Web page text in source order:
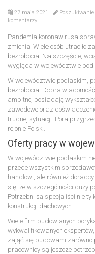
27 maja 2021 Poszukiwanie
komentarzy
Pandemia koronawirusa
zmienia. Wiele osób utraciło
bezrobocia. Na szczęście,
wygląda w województwie
W województwie podlaskim,
bezrobocia. Dobra
ambitne, posiadają
zawodowe oraz
trudnej sytuacji. Pora
rejonie Polski.
Oferty pracy w
W województwie podlaskim
przede wszystkim
handlowi, ale również
się, że w szczególności duży
Potrzebni są specjaliści nie
konstrukcji dachowych.
Wiele firm budowlanych
wykwalifikowanych
zająć się budowami zarówno
pracownicy są jeszcze